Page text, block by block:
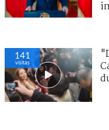
141
visitas